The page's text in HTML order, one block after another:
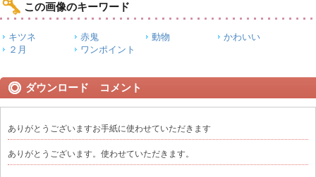
この画像のキーワード
キツネ 赤鬼 動物
かわいい
２月
ワンポイント
ダウンロード コメント
ありがとうございますお手紙に使わせていただきます
ありがとうございます。使わせていただきます。